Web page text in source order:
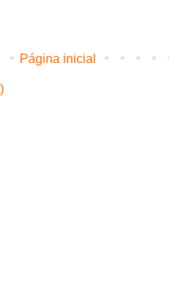
Página inicial